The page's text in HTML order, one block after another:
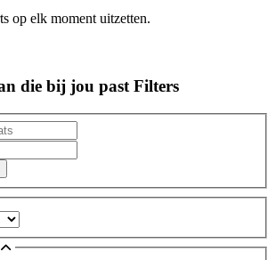
op elk moment uitzetten.
die bij jou past Filters